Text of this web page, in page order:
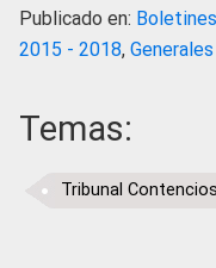
Publicado en:
2015 - 2018, Generales
Temas:
Tribunal